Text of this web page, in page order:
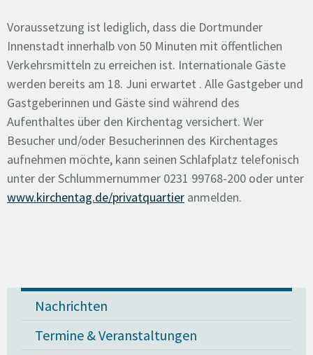
Voraussetzung ist lediglich, dass die Dortmunder
Innenstadt innerhalb von 50 Minuten mit öffentlichen
Verkehrsmitteln zu erreichen ist. Internationale Gäste
werden bereits am 18. Juni erwartet . Alle Gastgeber und
Gastgeberinnen und Gäste sind während des
Aufenthaltes über den Kirchentag versichert. Wer
Besucher und/oder Besucherinnen des Kirchentages
aufnehmen möchte, kann seinen Schlafplatz telefonisch
unter der Schlummernummer 0231 99768-200 oder unter
www.kirchentag.de/privatquartier anmelden.
Nachrichten
Termine & Veranstaltungen